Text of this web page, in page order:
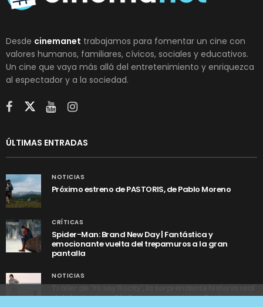
Desde cinemanet trabajamos para fomentar un cine con
valores humanos, familiares, cívicos, sociales y educativos.
Un cine que vaya más allá del entretenimiento y enriquezca
al espectador y a la sociedad.
ÚLTIMAS ENTRADAS
NOTICIAS
Próximo estreno de PASTORIS, de Pablo Moreno
CRÍTICAS
Spider-Man: Brand New Day | Fantástica y
emocionante vuelta del trepamuros a la gran
pantalla
NOTICIAS
Tráiler de ‘Yo soy Rocky’, la sorprendente historia real
detrás de cómo Stallone se convirtió en Rocky